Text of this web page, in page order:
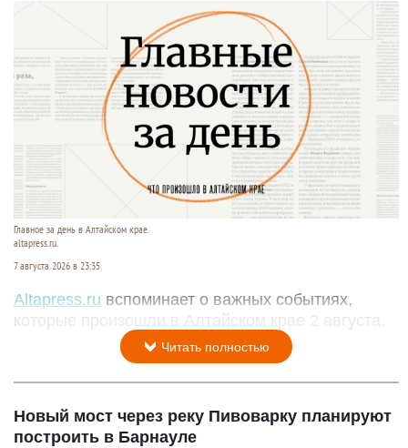
Главное за день в Алтайском крае.
altapress.ru.
7 августа 2026 в 23:35
Altapress.ru вспоминает о важных событиях,
которые произошли в Алтайском крае 2 августа.
Читать полностью
Новый мост через реку Пивоварку планируют
построить в Барнауле